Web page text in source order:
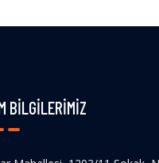
BILGILERIMIZ